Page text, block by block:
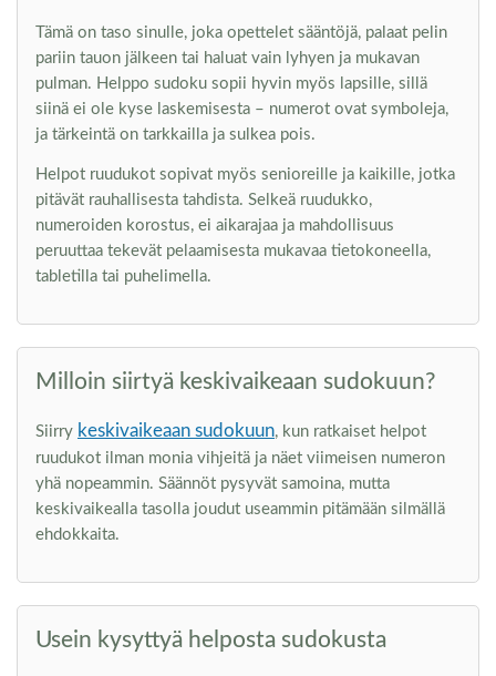
Tämä on taso sinulle, joka opettelet sääntöjä, palaat pelin
pariin tauon jälkeen tai haluat vain lyhyen ja mukavan
pulman. Helppo sudoku sopii hyvin myös lapsille, sillä
siinä ei ole kyse laskemisesta – numerot ovat symboleja,
ja tärkeintä on tarkkailla ja sulkea pois.
Helpot ruudukot sopivat myös senioreille ja kaikille, jotka
pitävät rauhallisesta tahdista. Selkeä ruudukko,
numeroiden korostus, ei aikarajaa ja mahdollisuus
peruuttaa tekevät pelaamisesta mukavaa tietokoneella,
tabletilla tai puhelimella.
Milloin siirtyä keskivaikeaan sudokuun?
Siirry keskivaikeaan sudokuun, kun ratkaiset helpot
ruudukot ilman monia vihjeitä ja näet viimeisen numeron
yhä nopeammin. Säännöt pysyvät samoina, mutta
keskivaikealla tasolla joudut useammin pitämään silmällä
ehdokkaita.
Usein kysyttyä helposta sudokusta